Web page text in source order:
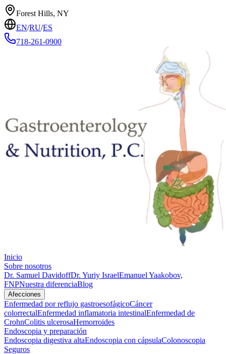
Forest Hills, NY
EN/RU/ES
718-261-0900
Inicio
Sobre nosotros
Dr. Samuel DavidoffDr. Yuriy IsraelEmanuel Yaakobov,
FNPNuestra diferenciaBlog
Afecciones
Enfermedad por reflujo gastroesofágicoCáncer
colorrectalEnfermedad inflamatoria intestinalEnfermedad de
CrohnColitis ulcerosaHemorroides
Endoscopia y preparación
Endoscopia digestiva altaEndoscopia con cápsulaColonoscopia
Seguros